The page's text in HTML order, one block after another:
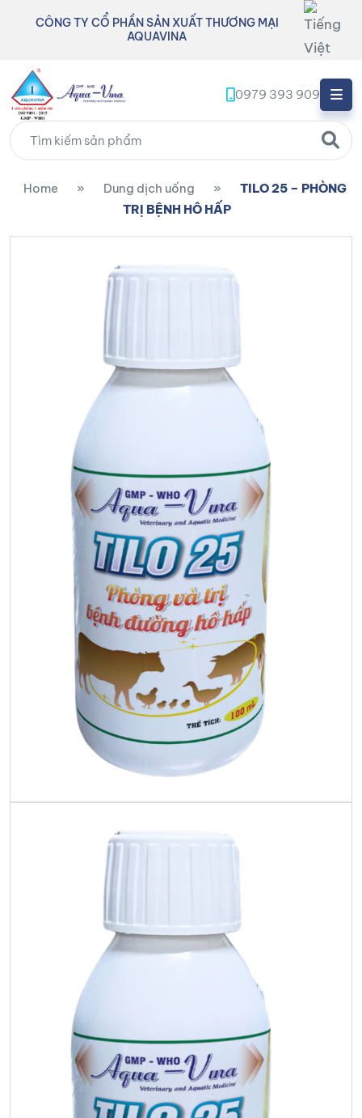
CÔNG TY CỔ PHẦN SẢN XUẤT THƯƠNG MẠI
AQUAVINA
0979 393 909
Home » Dung dịch uống »
TILO 25 – PHÒNG
TRỊ BỆNH HÔ HẤP